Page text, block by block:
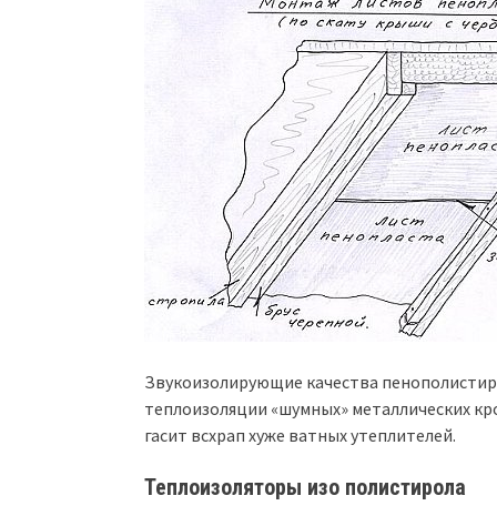
Звукоизолирующие качества
теплоизоляции «шумных» металлических
гасит всхрап хуже ватных утеплителей.
Теплоизоляторы изо полистирола